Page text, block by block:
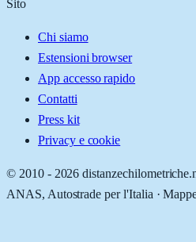
Sito
Chi siamo
Estensioni browser
App accesso rapido
Contatti
Press kit
Privacy e cookie
© 2010 - 2026
ANAS, Autostrade per l'Italia ·